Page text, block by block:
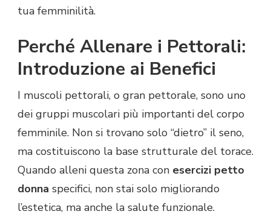
tua femminilità.
Perché Allenare i Pettorali:
Introduzione ai Benefici
I muscoli pettorali, o gran pettorale, sono uno
dei gruppi muscolari più importanti del corpo
femminile. Non si trovano solo “dietro” il seno,
ma costituiscono la base strutturale del torace.
Quando alleni questa zona con esercizi petto
donna specifici, non stai solo migliorando
l’estetica, ma anche la salute funzionale.